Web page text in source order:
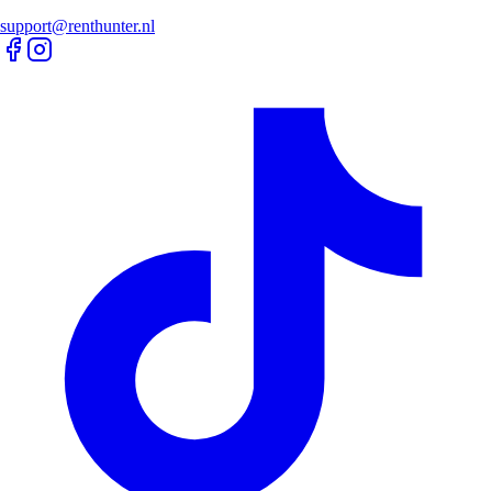
support@renthunter.nl